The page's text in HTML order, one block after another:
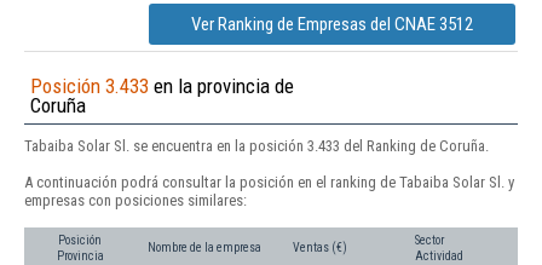
Ver Ranking de Empresas del CNAE 3512
Posición 3.433 en la provincia de
Coruña
Tabaiba Solar Sl. se encuentra en la posición 3.433 del Ranking de Coruña.
A continuación podrá consultar la posición en el ranking de Tabaiba Solar Sl. y
empresas con posiciones similares:
Posición
Provincia
Nombre de la empresa Ventas (€)
Sector
Actividad